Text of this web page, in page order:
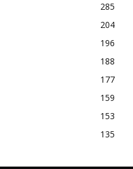
285
204
196
188
177
159
153
135